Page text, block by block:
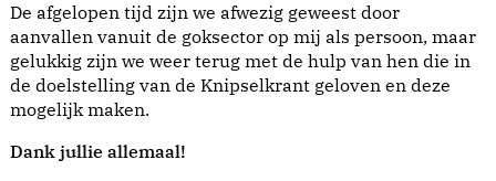
De afgelopen tijd zijn we afwezig geweest door
aanvallen vanuit de goksector op mij als persoon, maar
gelukkig zijn we weer terug met de hulp van hen die in
de doelstelling van de Knipselkrant geloven en deze
mogelijk maken.
Dank jullie allemaal!